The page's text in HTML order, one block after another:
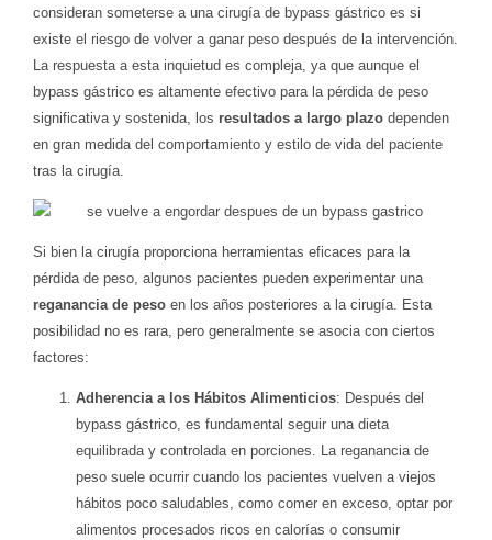
consideran someterse a una cirugía de bypass gástrico es si
existe el riesgo de volver a ganar peso después de la intervención.
La respuesta a esta inquietud es compleja, ya que aunque el
bypass gástrico es altamente efectivo para la pérdida de peso
significativa y sostenida, los resultados a largo plazo dependen
en gran medida del comportamiento y estilo de vida del paciente
tras la cirugía.
Si bien la cirugía proporciona herramientas eficaces para la
pérdida de peso, algunos pacientes pueden experimentar una
reganancia de peso en los años posteriores a la cirugía. Esta
posibilidad no es rara, pero generalmente se asocia con ciertos
factores:
Adherencia a los Hábitos Alimenticios: Después del
bypass gástrico, es fundamental seguir una dieta
equilibrada y controlada en porciones. La reganancia de
peso suele ocurrir cuando los pacientes vuelven a viejos
hábitos poco saludables, como comer en exceso, optar por
alimentos procesados ricos en calorías o consumir